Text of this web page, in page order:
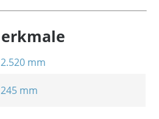
2.520 mm
245 mm